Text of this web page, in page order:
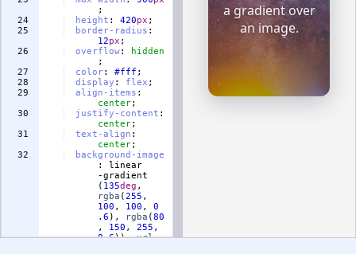
24
25
26
27
28
29
30
31
32
;
height : 420px ;
border-radius :
12px ;
overflow:
hidden
;
color: #fff ;
display : flex ;
align-items :
center;
justify-content :
center;
text-align :
center;
background-image
:
linear
-gradient
( 135deg ,
rgba (255 ,
100 , 100 , 0
.6 ), rgba (80
, 150 , 255 ,
0.6)), url